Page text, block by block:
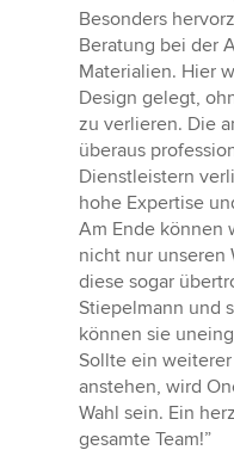
Besonders
Beratung bei der
Materialien. Hier
Design gelegt,
zu verlieren. Die
überaus
Dienstleistern
hohe Expertise
Am Ende können
nicht nur unseren
diese sogar
Stiepelmann und
können sie
Sollte ein
anstehen, wird
Wahl sein. Ein
gesamte Team!”